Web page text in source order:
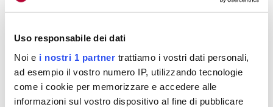
Uso responsabile dei dati
Noi e i nostri 1 partner trattiamo i vostri dati personali,
ad esempio il vostro numero IP, utilizzando tecnologie
come i cookie per memorizzare e accedere alle
informazioni sul vostro dispositivo al fine di pubblicare